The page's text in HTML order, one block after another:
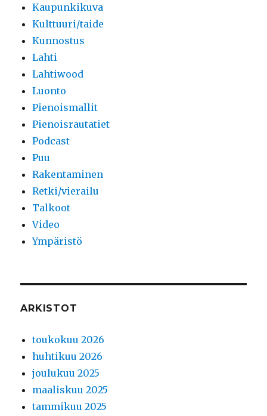
Kaupunkikuva
Kulttuuri/taide
Kunnostus
Lahti
Lahtiwood
Luonto
Pienoismallit
Pienoisrautatiet
Podcast
Puu
Rakentaminen
Retki/vierailu
Talkoot
Video
Ympäristö
ARKISTOT
toukokuu 2026
huhtikuu 2026
joulukuu 2025
maaliskuu 2025
tammikuu 2025